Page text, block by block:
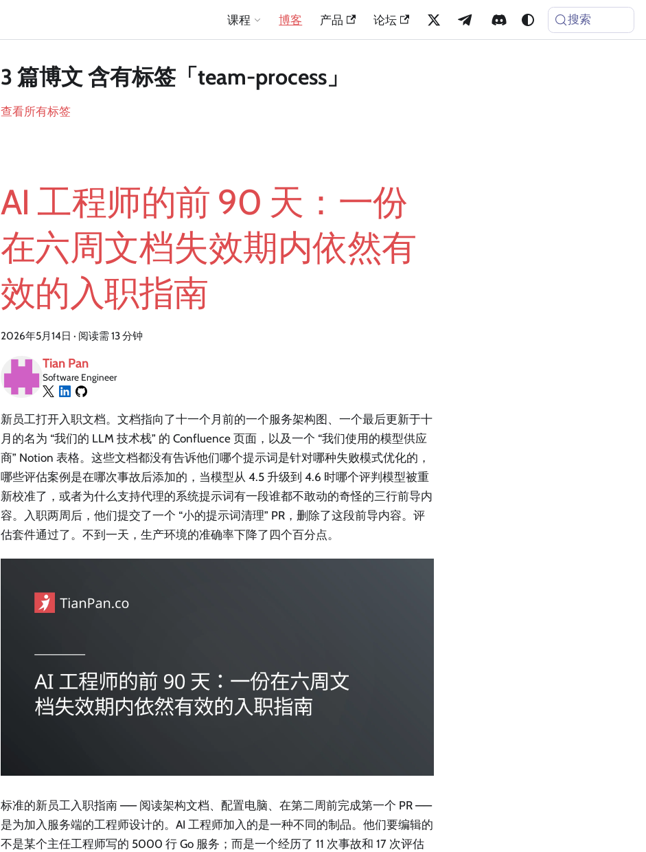
课程 博客 产品 论坛 搜索
3 篇博文 含有标签「team-process」
查看所有标签
AI 工程师的前 90 天：一份
在六周文档失效期内依然有
效的入职指南
2026年5月14日 · 阅读需 13 分钟
Tian Pan
Software Engineer
新员工打开入职文档。文档指向了十一个月前的一个服务架构图、一个最后更新于十
月的名为 “我们的 LLM 技术栈” 的 Confluence 页面，以及一个 “我们使用的模型供应
商” Notion 表格。这些文档都没有告诉他们哪个提示词是针对哪种失败模式优化的，
哪些评估案例是在哪次事故后添加的，当模型从 4.5 升级到 4.6 时哪个评判模型被重
新校准了，或者为什么支持代理的系统提示词有一段谁都不敢动的奇怪的三行前导内
容。入职两周后，他们提交了一个 “小的提示词清理” PR，删除了这段前导内容。评
估套件通过了。不到一天，生产环境的准确率下降了四个百分点。
标准的新员工入职指南 —— 阅读架构文档、配置电脑、在第二周前完成第一个 PR ——
是为加入服务端的工程师设计的。AI 工程师加入的是一种不同的制品。他们要编辑的
不是某个主任工程师写的 5000 行 Go 服务；而是一个经历了 11 次事故和 17 次评估